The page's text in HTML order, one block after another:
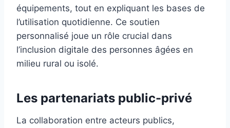
équipements, tout en expliquant les bases de
l’utilisation quotidienne. Ce soutien
personnalisé joue un rôle crucial dans
l’inclusion digitale des personnes âgées en
milieu rural ou isolé.
Les partenariats public-privé
La collaboration entre acteurs publics,